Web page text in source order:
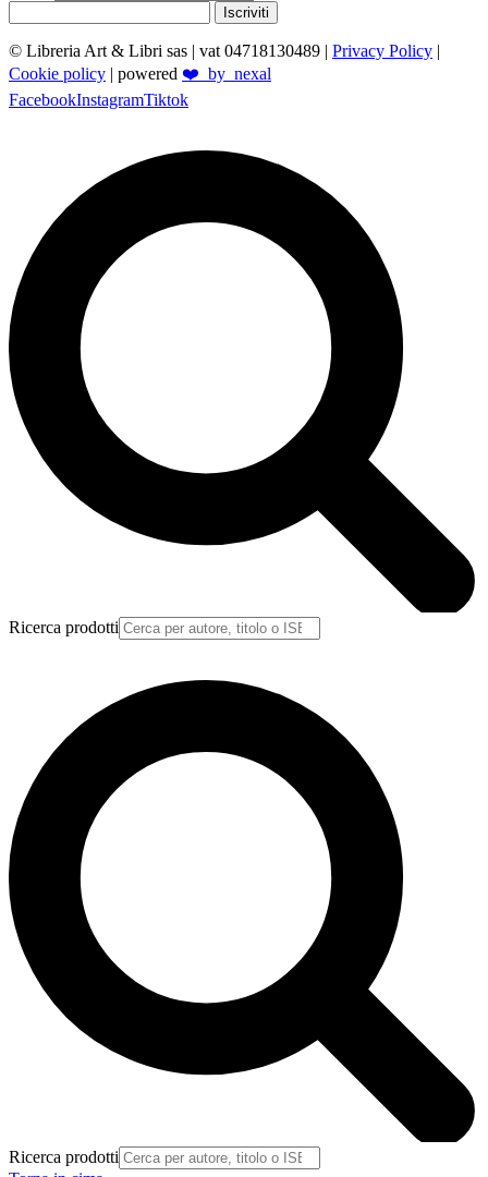
Iscriviti
© Libreria Art & Libri sas | vat 04718130489 | Privacy Policy |
Cookie policy | powered ❤️_by_nexal
FacebookInstagramTiktok
Ricerca prodotti
Ricerca prodotti